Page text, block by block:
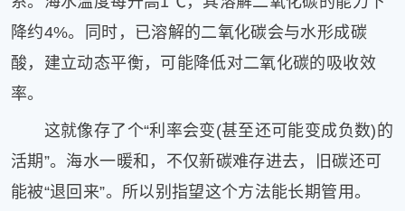
降约4%。同时，已溶解的二氧化碳会与水形成碳
酸，建立动态平衡，可能降低对二氧化碳的吸收效
率。
这就像存了个“利率会变(甚至还可能变成负数)的
活期”。海水一暖和，不仅新碳难存进去，旧碳还可
能被“退回来”。所以别指望这个方法能长期管用。